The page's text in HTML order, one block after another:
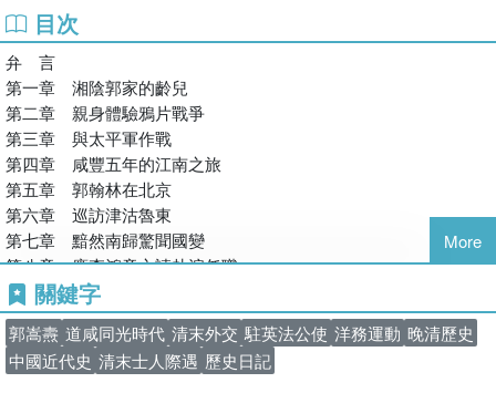
力的歷史現場。
▎兼具學術深度與人文關懷
汪教授以細膩且具同理心的筆觸，深入探討郭嵩燾的起居、交
友、應試見聞，以及在洋務博弈中的心路歷程。從個人心境到
帝國局勢，全方位建構這位清季重臣的生命史。
述之。
此書初版問世後，臺灣師範大學前文學院院長亡友李國祁教授
曾在《中央日報》發表長篇書評 ，至今猶存感念。李兄舉出拙
著第一個優點頗能「深入郭嵩燾的內心世界」，對郭嵩燾「有
進一步的瞭解」，「改正過去不少錯誤的看法」，「故汪著的
貢獻是卓越的，是超越前人的」。此主要歸功於詳盡的郭嵩燾
日記，猶憶1981年之秋，我初訪武漢大學，得以拜識久仰的唐
長孺教授。唐先生雍容長者，和藹可親，相談甚歡。他正在研
究吐魯番文書，偶爾提起新出郭嵩燾的大量未刊日記，並已由
湖南人民出版社出版，是難得的上好史料。我聽後印象深刻，
很快購得四大厚冊的《郭嵩燾日記》。披覽之下，內容之豐
富，令我大感興奮。曾在清華大學教外交史的蔣廷黻，後來參
與外交事務，對其鄉賢郭嵩燾的外交長才，敬佩有加，特於
1950年代，希望臺灣南港中研院的近代史研究所撰寫郭氏傳
記。多年後由尹仲容創稿，郭廷以編定，再由陸寶千補輯，於
目次
弁 言
第一章 湘陰郭家的齡兒
第二章 親身體驗鴉片戰爭
第三章 與太平軍作戰
第四章 咸豐五年的江南之旅
第五章 郭翰林在北京
第六章 巡訪津沽魯東
第七章 黯然南歸驚聞國變
第八章 應李鴻章之請赴滬任職
第九章 到廣東去當巡撫
第十章 粵東攻防與左郭交惡
第十一章 荔灣話別前後
第十二章 寒波塘山居
More
關鍵字
郭嵩燾 道咸同光時代 清末外交 駐英法公使 洋務運動 晚清歷史
中國近代史 清末士人際遇 歷史日記